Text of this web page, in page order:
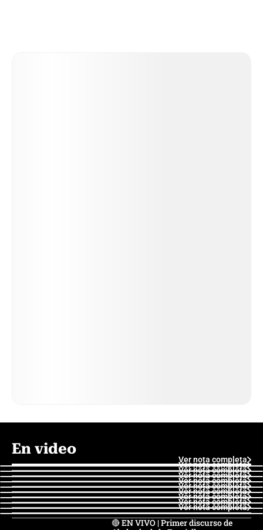
En video
Ver nota completa
Ver nota completa
Ver nota completa
Ver nota completa
Ver nota completa
Ver nota completa
Ver nota completa
Ver nota completa
Ver nota completa
Ver nota completa
🔴 EN VIVO | Primer discurso de